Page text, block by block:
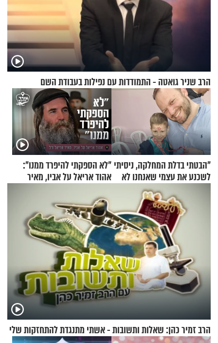
הרב שניר גואטה - התמודדות עם נפילות בעבודת השם
"הבטתי בדלת המחלקה, ניסיתי
לשכנע את עצמי שאנחנו לא
"לא הספקתי להיפרד ממנו":
אהוד אריאל על אביו, מאיר
הרב זמיר כהן: שאלות ותשובות - אשתי מתנגדת להתחזקות שלי